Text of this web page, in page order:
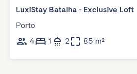
LuxiStay Batalha - Exclusive Loft
Porto
4
1 2 85 m²